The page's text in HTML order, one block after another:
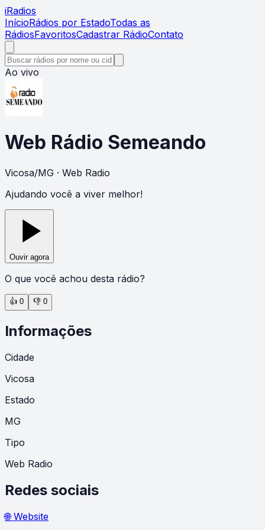
iRadios
InícioRádios por EstadoTodas as
RádiosFavoritosCadastrar RádioContato
Ao vivo
Web Rádio Semeando
Vicosa/MG · Web Radio
Ajudando você a viver melhor!
Ouvir agora
O que você achou desta rádio?
👍 0 👎 0
Informações
Cidade
Vicosa
Estado
MG
Tipo
Web Radio
Redes sociais
🌐 Website